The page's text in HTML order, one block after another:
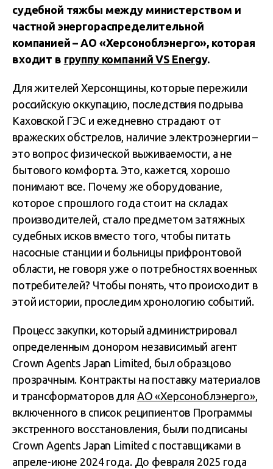
судебной тяжбы между министерством и
частной энергораспределительной
компанией – АО «Херсоноблэнерго», которая
входит в группу компаний VS Energy.
Для жителей Херсонщины, которые пережили
российскую оккупацию, последствия подрыва
Каховской ГЭС и ежедневно страдают от
вражеских обстрелов, наличие электроэнергии –
это вопрос физической выживаемости, а не
бытового комфорта. Это, кажется, хорошо
понимают все. Почему же оборудование,
которое с прошлого года стоит на складах
производителей, стало предметом затяжных
судебных исков вместо того, чтобы питать
насосные станции и больницы прифронтовой
области, не говоря уже о потребностях военных
потребителей? Чтобы понять, что происходит в
этой истории, проследим хронологию событий.
Процесс закупки, который администрировал
определенным донором независимый агент
Crown Agents Japan Limited, был образцово
прозрачным. Контракты на поставку материалов
и трансформаторов для АО «Херсоноблэнерго»,
включенного в список реципиентов Программы
экстренного восстановления, были подписаны
Crown Agents Japan Limited с поставщиками в
апреле-июне 2024 года. До февраля 2025 года